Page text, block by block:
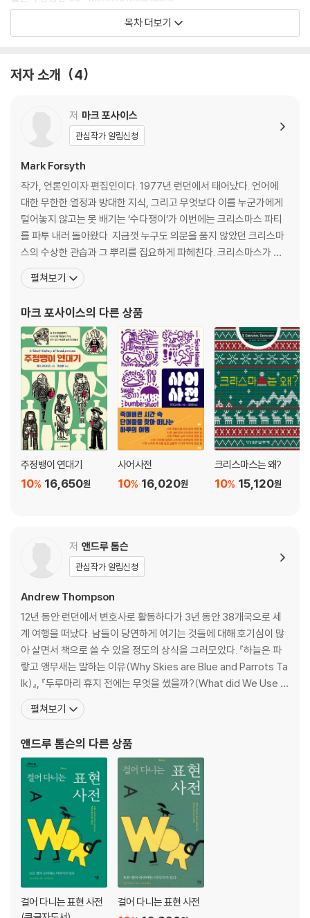
슬그머니 뜻이 바뀐 단어들 Bloody Typical Semantic Shifts
푸딩의 증명 The Proof of the Pudding
흑과 백 Black and White
섹스와 빵 Sex and Bread
사라진 방귀 Concealed Farts
양털 Wool
칠면조 Turkey
굴욕적인 음식 Insulting Foods
민간어원 Folk Etymology
세계의 나비 Butterflies of the World
나비 놓아주기와 정신분석 Psychoanalysis and the Release of the
Butterfly
사형 집행인 둘, 의사 하나 Two Executioners and a Doctor
두문자어로 오해받는 단어들 Mythical Acronyms
세례자 요한과 ‘사운드 오브 뮤직’ John the Baptist and The Sound o
f Music
유기농, 범죄조직, 오르간 Organic, Organised, Organs
축약 Clipping
버펄로 Buffalo
환의법 Antanaclasis
중국 China
우연의 일치와 규칙적 패턴 Coincidences and Patterns
우린 자유롭고 솔직해 Frankly, My Dear Frankfurter
미개한 외국인들 Beastly Foreigners
해고 머신 터미네이터 Terminators and Prejudice
별과 운명 Terminators and Equators
평등한 나라 에콰도르 Equality in Ecuador
보기맨 Bogeys
도깨비와 벌레 Bugbears and Bedbugs
허풍선이 남작의 컴퓨터 Von Munchausen’s Computer
스팸 SPAM (not spam)
헤로인 Heroin
드 퀸시와 셸리 Morphing De Quincey and Shelley
거북이와 가오리 Torpedoes and Turtles
over
술의 역사 A Punch of Drinks
샴페인 캠페인 챔피언 The Scampering Champion of the Champa
gne Campaign
모욕적인 이름들 Insulting Names
피터 팬 Peter Pan
입소문 통신망 Herbaceous Communication
구르는 돌 Papa Was a Saxum Volutum
새가 된 돌 Flying Peters
아메리고 베스푸치가 남긴 세 가지 Venezuela and Venus and Venice
베네치아 신문 What News on the Rialto?
목차 더보기
저자 소개 4
저 마크 포사이스
관심작가 알림신청
Mark Forsyth
작가, 언론인이자 편집인이다. 1977년 런던에서 태어났다. 언어에
대한 무한한 열정과 방대한 지식, 그리고 무엇보다 이를 누군가에게
털어놓지 않고는 못 배기는 ‘수다쟁이’가 이번에는 크리스마스 파티
를 파투 내러 돌아왔다. 지금껏 누구도 의문을 품지 않았던 크리스마
스의 수상한 관습과 그 뿌리를 집요하게 파헤친다. 크리스마스가 무
료한 괴짜들을 위한 터무니없이 괴상하고, 특별하게 재미있는 선물!
주의하시라, 이 책을 펼친 순간부터 다시는 크리스마스를 예전과 같
썼으며, 꼬리에 꼬리를 물고 이어지는 영어 단어의 어
펼쳐보기
마크 포사이스의 다른 상품
주정뱅이 연대기
16,650원
10%
사어사전
16,020원
10%
크리스마스는 왜?
15,120원
10%
저 앤드루 톰슨
관심작가 알림신청
Andrew Thompson
12년 동안 런던에서 변호사로 활동하다가 3년 동안 38개국으로 세
계 여행을 떠났다. 남들이 당연하게 여기는 것들에 대해 호기심이 많
아 살면서 책으로 쓸 수 있을 정도의 상식을 그러모았다. 『하늘은 파
랗고 앵무새는 말하는 이유(Why Skies are Blue and Parrots Ta
lk)』, 『두루마리 휴지 전에는 무엇을 썼을까?(What did We Use B
efore Toilet Paper?)』, 『롤러코스터를 타면 속이 울렁거리는 이
유(Why do Roller Coasters Make You Puke?)』, 『방귀를 참으
펼쳐보기
앤드루 톰슨의 다른 상품
걸어 다니는 표현 사전
걸어 다니는 표현 사전